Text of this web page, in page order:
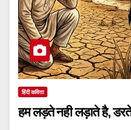
हिंदी कविता
हम लड़ते नही लड़ाते है,